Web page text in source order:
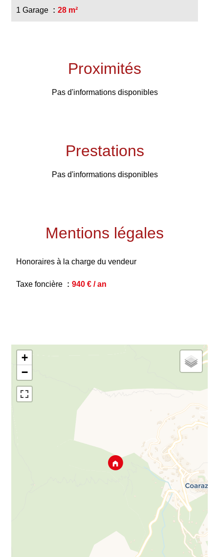
1 Garage 28 m²
Proximités
Pas d'informations disponibles
Prestations
Pas d'informations disponibles
Mentions légales
Honoraires à la charge du vendeur
Taxe foncière 940 € / an
+
−